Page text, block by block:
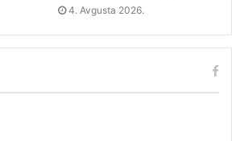
4. Avgusta 2026.